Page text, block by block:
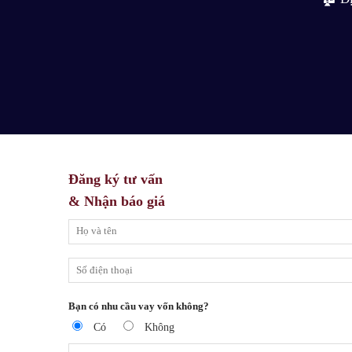
Đăng ký tư vấn
& Nhận báo giá
Bạn có nhu cầu vay vốn không?
Có Không